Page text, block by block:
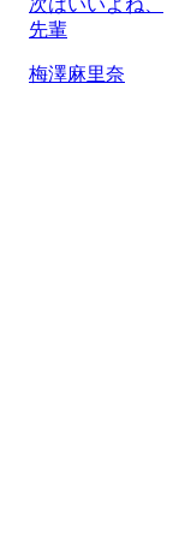
先輩
梅澤麻里奈